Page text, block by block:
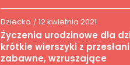
Dziecko / 12 kwietnia 2021
Życzenia urodzinowe dla
krótkie wierszyki z
zabawne, wzruszające